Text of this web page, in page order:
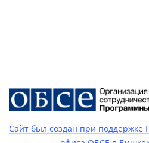
Сайт был создан при поддержке